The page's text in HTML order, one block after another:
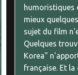
humoristiques
mieux
sujet du film
Quelques
Korea"
française. Et